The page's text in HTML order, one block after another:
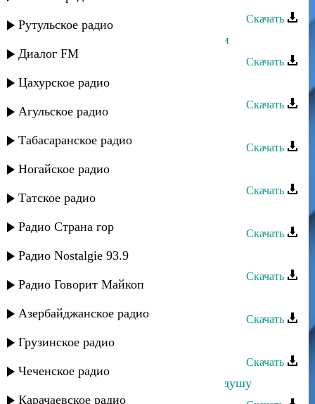
Рутульское радио
Диалог FM
Цахурское радио
Агульское радио
Табасаранское радио
Ногайское радио
Татское радио
Радио Страна гор
Радио Nostalgie 93.9
Радио Говорит Майкоп
Азербайджанское радио
Грузинское радио
Чеченское радио
Карачаевское радио
Скачать
Исубилав Мусаев - Танец лезгинки
Скачать
Шамиль Мусаев - Милая
Скачать
Скачать
Камиль Мусаев - Я пишу письмо
Скачать
Скачать
Шамиль Мусаев - Ты уходишь
Скачать
Скачать
Камиль Мусаев - Жизнь
Скачать
Камиль Мусаев - Ты зашла в мою душу